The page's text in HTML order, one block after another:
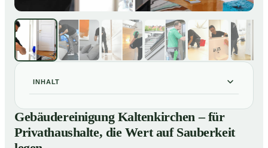
INHALT
01Gebäudereinigung Kaltenkirchen – für Privathaushalte,
die Wert auf Sauberkeit legen
Gebäudereinigung Kaltenkirchen – für
Privathaushalte, die Wert auf Sauberkeit